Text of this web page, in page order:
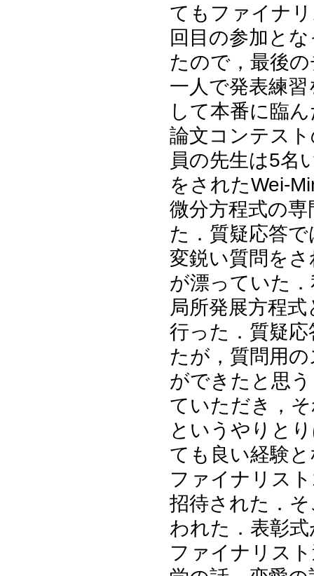
てもファイナ
回目の参加と
たので，最後
一人で発表練
して本番に臨
論文コンテス
員の先生は5名
をされたWei-
微分方程式の
た．質疑応答
変鋭い質問を
が漂っていた
局所発展方程
行った．質疑
たが，質問用
ができたと思
ていただき，
というやりと
ても良い経験
ファイナリス
招待された．
われた．表彰
ファイナリス